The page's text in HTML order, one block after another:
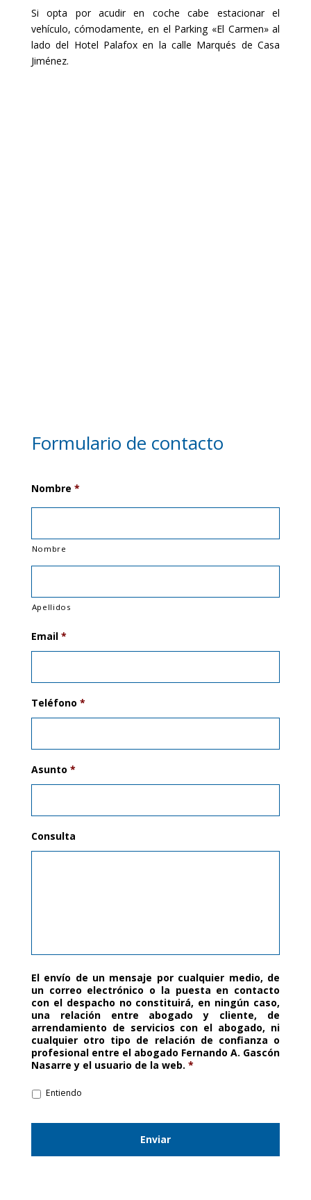
Si opta por acudir en coche cabe estacionar el
vehículo, cómodamente, en el Parking «El Carmen» al
lado del Hotel Palafox en la calle Marqués de Casa
Jiménez.
Formulario de contacto
Nombre *
Nombre
Apellidos
Email *
Teléfono *
Asunto *
Consulta
El envío de un mensaje por cualquier medio, de
un correo electrónico o la puesta en contacto
con el despacho no constituirá, en ningún caso,
una relación entre abogado y cliente, de
arrendamiento de servicios con el abogado, ni
cualquier otro tipo de relación de confianza o
profesional entre el abogado Fernando A. Gascón
Nasarre y el usuario de la web. *
Entiendo